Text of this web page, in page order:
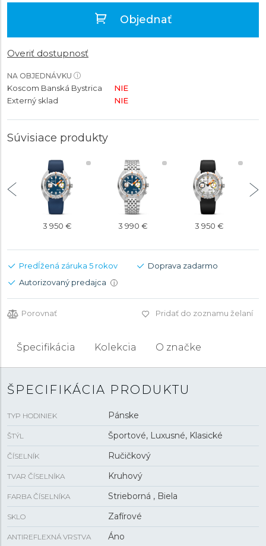
Objednať
Overiť dostupnosť
NA OBJEDNÁVKU
Koscom Banská Bystrica
NIE
Externý sklad
NIE
Súvisiace produkty
3 950 € 3 990 € 3 950 €
Predĺžená záruka 5 rokov
Doprava zadarmo
Autorizovaný predajca
i
Porovnať Pridať do zoznamu želaní
Špecifikácia Kolekcia O značke
ŠPECIFIKÁCIA PRODUKTU
TYP HODINIEK Pánske
ŠTÝL Športové, Luxusné, Klasické
ČÍSELNÍK Ručičkový
TVAR ČÍSELNÍKA Kruhový
FARBA ČÍSELNÍKA Strieborná , Biela
SKLO Zafírové
ANTIREFLEXNÁ VRSTVA Áno